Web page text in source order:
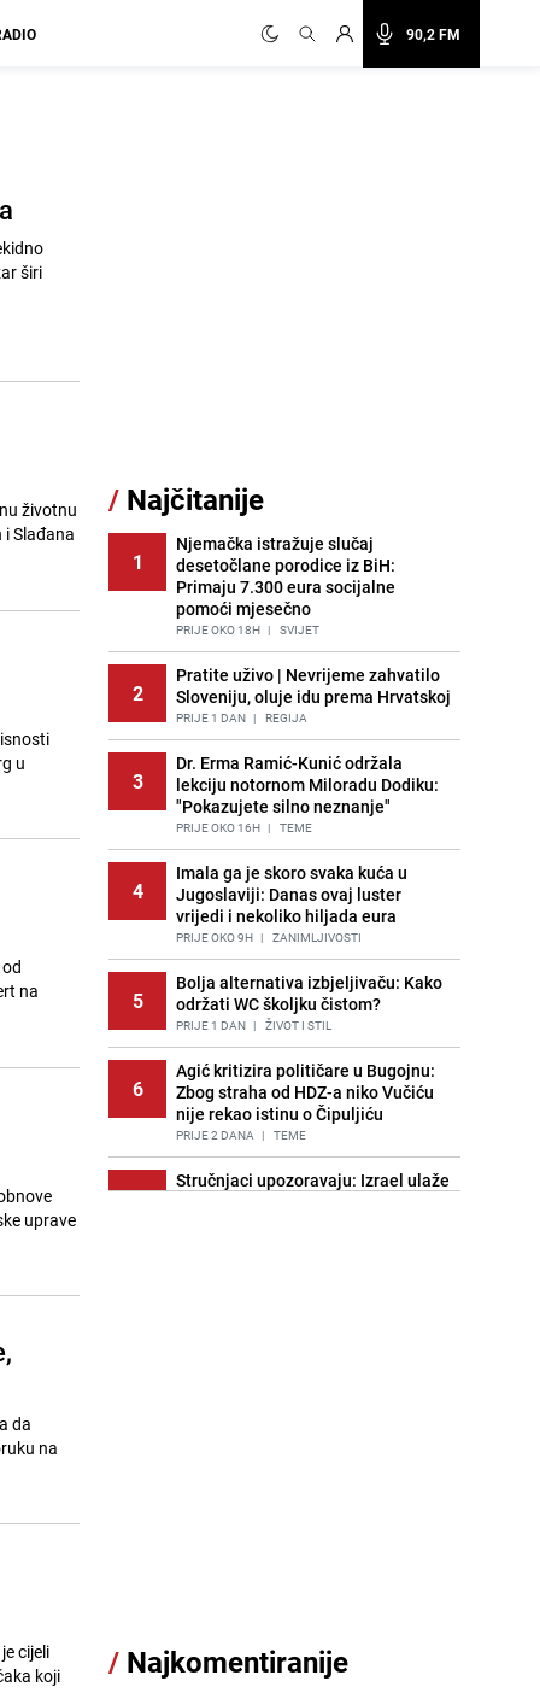
90,2 FM
širi
životnu
Slađana
u
na
uprave
da
na
cijeli
koji
/ Najčitanije
1
Njemačka istražuje slučaj
desetočlane porodice iz BiH:
Primaju 7.300 eura socijalne
pomoći mjesečno
PRIJE OKO 18H | SVIJET
2
Pratite uživo | Nevrijeme zahvatilo
Sloveniju, oluje idu prema Hrvatskoj
PRIJE 1 DAN | REGIJA
3
Dr. Erma Ramić-Kunić održala
lekciju notornom Miloradu Dodiku:
"Pokazujete silno neznanje"
PRIJE OKO 16H | TEME
4
Imala ga je skoro svaka kuća u
Jugoslaviji: Danas ovaj luster
vrijedi i nekoliko hiljada eura
PRIJE OKO 9H | ZANIMLJIVOSTI
5
Bolja alternativa izbjeljivaču: Kako
održati WC školjku čistom?
PRIJE 1 DAN | ŽIVOT I STIL
6
Agić kritizira političare u Bugojnu:
Zbog straha od HDZ-a niko Vučiću
nije rekao istinu o Čipuljiću
PRIJE 2 DANA | TEME
7
Stručnjaci upozoravaju: Izrael ulaže
Novog
BOSNA I HERCEGOVINA
/ Najkomentiranije